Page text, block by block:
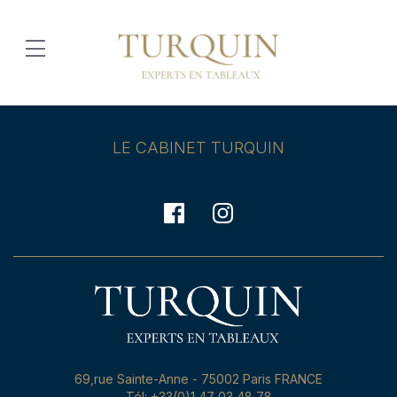
LE CABINET TURQUIN
69,rue Sainte-Anne - 75002 Paris FRANCE